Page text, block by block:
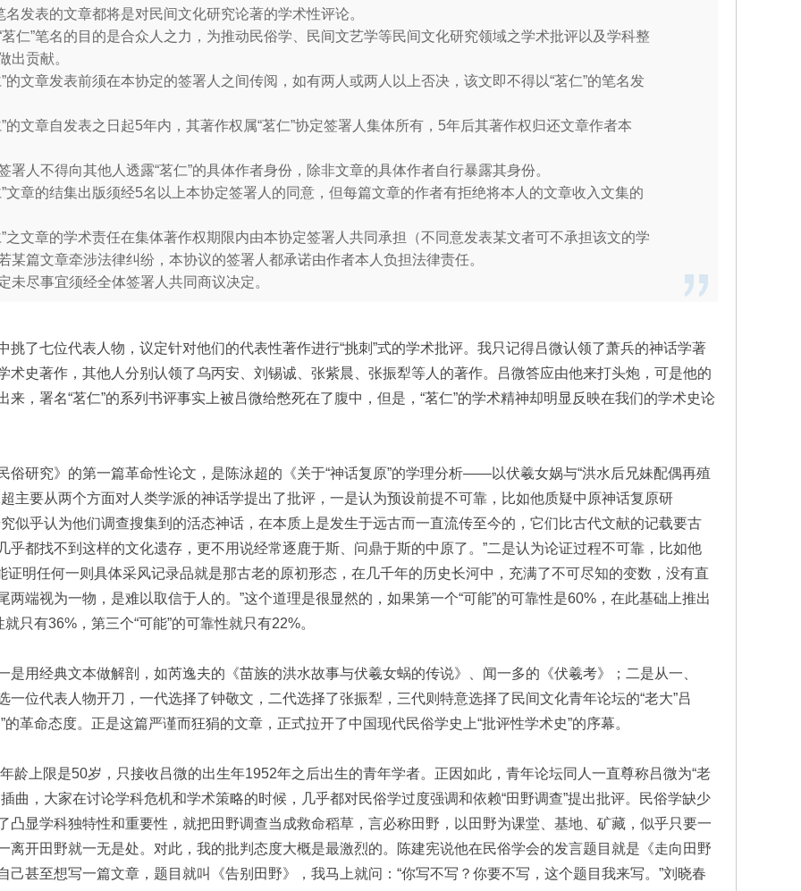
名发表的文章都将是对民间文化研究论著的学术性评论。
仁”笔名的目的是合众人之力，为推动民俗学、民间文艺学等民间文化研究领域之学术批评以及学科整
出贡献。
的文章发表前须在本协定的签署人之间传阅，如有两人或两人以上否决，该文即不得以“茗仁”的笔名发
的文章自发表之日起5年内，其著作权属“茗仁”协定签署人集体所有，5年后其著作权归还文章作者本
署人不得向其他人透露“茗仁”的具体作者身份，除非文章的具体作者自行暴露其身份。
文章的结集出版须经5名以上本协定签署人的同意，但每篇文章的作者有拒绝将本人的文章收入文集的
之文章的学术责任在集体著作权期限内由本协定签署人共同承担（不同意发表某文者可不承担该文的学
某篇文章牵涉法律纠纷，本协议的签署人都承诺由作者本人负担法律责任。
未尽事宜须经全体签署人共同商议决定。
挑了七位代表人物，议定针对他们的代表性著作进行“挑刺”式的学术批评。我只记得吕微认领了萧兵的神话学著
术史著作，其他人分别认领了乌丙安、刘锡诚、张紫晨、张振犁等人的著作。吕微答应由他来打头炮，可是他的
来，署名“茗仁”的系列书评事实上被吕微给憋死在了腹中，但是，“茗仁”的学术精神却明显反映在我们的学术史论
俗研究》的第一篇革命性论文，是陈泳超的《关于“神话复原”的学理分析——以伏羲女娲与“洪水后兄妹配偶再殖
主要从两个方面对人类学派的神话学提出了批评，一是认为预设前提不可靠，比如他质疑中原神话复原研
似乎认为他们调查搜集到的活态神话，在本质上是发生于远古而一直流传至今的，它们比古代文献的记载要古
都找不到这样的文化遗存，更不用说经常逐鹿于斯、问鼎于斯的中原了。”二是认为论证过程不可靠，比如他
证明任何一则具体采风记录品就是那古老的原初形态，在几千年的历史长河中，充满了不可尽知的变数，没有直
两端视为一物，是难以取信于人的。”这个道理是很显然的，如果第一个“可能”的可靠性是60%，在此基础上推出
只有36%，第三个“可能”的可靠性就只有22%。
是用经典文本做解剖，如芮逸夫的《苗族的洪水故事与伏羲女蜗的传说》、闻一多的《伏羲考》；二是从一、
一位代表人物开刀，一代选择了钟敬文，二代选择了张振犁，三代则特意选择了民间文化青年论坛的“老大”吕
的革命态度。正是这篇严谨而狂狷的文章，正式拉开了中国现代民俗学史上“批评性学术史”的序幕。
年龄上限是50岁，只接收吕微的出生年1952年之后出生的青年学者。正因如此，青年论坛同人一直尊称吕微为“老
曲，大家在讨论学科危机和学术策略的时候，几乎都对民俗学过度强调和依赖“田野调查”提出批评。民俗学缺少
凸显学科独特性和重要性，就把田野调查当成救命稻草，言必称田野，以田野为课堂、基地、矿藏，似乎只要一
离开田野就一无是处。对此，我的批判态度大概是最激烈的。陈建宪说他在民俗学会的发言题目就是《走向田野
己甚至想写一篇文章，题目就叫《告别田野》，我马上就问：“你写不写？你要不写，这个题目我来写。”刘晓春